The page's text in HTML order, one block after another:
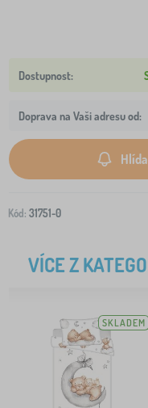
Doprava na Vaši adresu od:
Kód: 31751-0
VÍCE Z
SKLADEM